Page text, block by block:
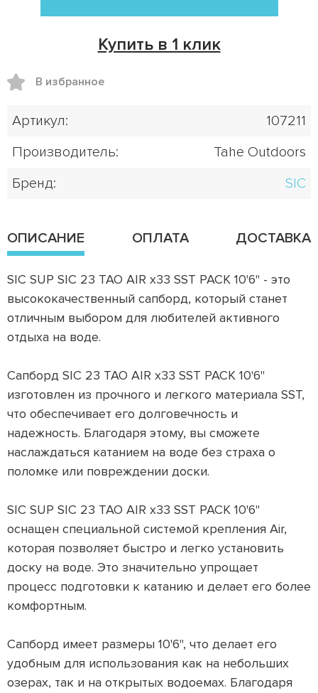
Купить в 1 клик
В избранное
Артикул:
107211
Производитель:
Tahe Outdoors
Бренд:
SIC
ОПИСАНИЕ ОПЛАТА ДОСТАВКА
SIC SUP SIC 23 TAO AIR x33 SST PACK 10'6" - это
высококачественный сапборд, который станет
отличным выбором для любителей активного
отдыха на воде.
Сапборд SIC 23 TAO AIR x33 SST PACK 10'6"
изготовлен из прочного и легкого материала SST,
что обеспечивает его долговечность и
надежность. Благодаря этому, вы сможете
наслаждаться катанием на воде без страха о
поломке или повреждении доски.
SIC SUP SIC 23 TAO AIR x33 SST PACK 10'6"
оснащен специальной системой крепления Air,
которая позволяет быстро и легко установить
доску на воде. Это значительно упрощает
процесс подготовки к катанию и делает его более
комфортным.
Сапборд имеет размеры 10'6", что делает его
удобным для использования как на небольших
озерах, так и на открытых водоемах. Благодаря